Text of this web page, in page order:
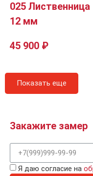
025 Лиственница
12 мм
45 900 ₽
Показать еще
Закажите замер
Я даю согласие на